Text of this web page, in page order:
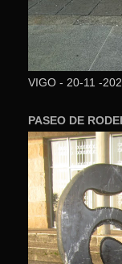
VIGO - 20-11 -
PASEO DE